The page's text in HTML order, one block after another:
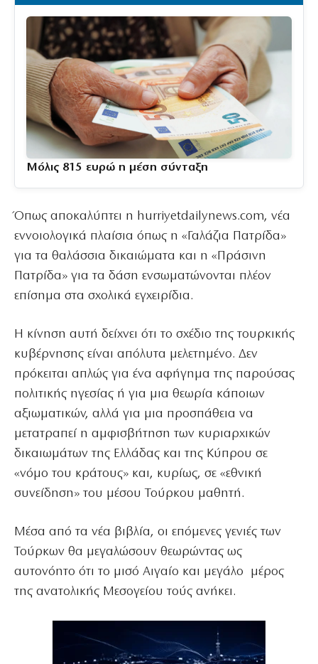
Μόλις 815 ευρώ η μέση σύνταξη
Όπως αποκαλύπτει η hurriyetdailynews.com, νέα
εννοιολογικά πλαίσια όπως η «Γαλάζια Πατρίδα»
για τα θαλάσσια δικαιώματα και η «Πράσινη
Πατρίδα» για τα δάση ενσωματώνονται πλέον
επίσημα στα σχολικά εγχειρίδια.
Η κίνηση αυτή δείχνει ότι το σχέδιο της τουρκικής
κυβέρνησης είναι απόλυτα μελετημένο. Δεν
πρόκειται απλώς για ένα αφήγημα της παρούσας
πολιτικής ηγεσίας ή για μια θεωρία κάποιων
αξιωματικών, αλλά για μια προσπάθεια να
μετατραπεί η αμφισβήτηση των κυριαρχικών
δικαιωμάτων της Ελλάδας και της Κύπρου σε
«νόμο του κράτους» και, κυρίως, σε «εθνική
συνείδηση» του μέσου Τούρκου μαθητή.
Μέσα από τα νέα βιβλία, οι επόμενες γενιές των
Τούρκων θα μεγαλώσουν θεωρώντας ως
αυτονόητο ότι το μισό Αιγαίο και μεγάλο μέρος
της ανατολικής Μεσογείου τούς ανήκει.